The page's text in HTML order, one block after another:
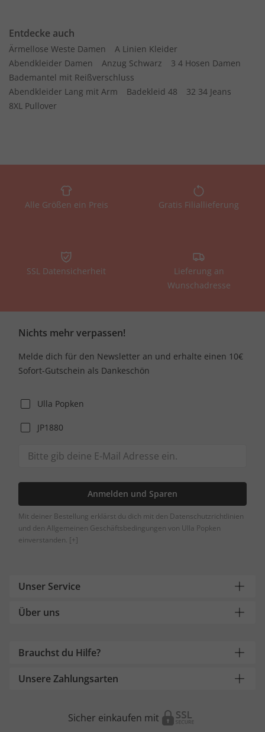
Entdecke auch
Ärmellose Weste Damen
A Linien Kleider
Abendkleider Damen
Anzug Schwarz
3 4 Hosen Damen
Bademantel mit Reißverschluss
Abendkleider Lang mit Arm
Badekleid 48
32 34 Jeans
8XL Pullover
Alle Größen ein Preis Gratis Filiallieferung
SSL Datensicherheit
Lieferung an
Wunschadresse
Nichts mehr verpassen!
Melde dich für den Newsletter an und erhalte einen 10€
Sofort-Gutschein als Dankeschön
Ulla Popken
JP1880
Anmelden und Sparen
Mit deiner Bestellung erklärst du dich mit den Datenschutzrichtlinien
und den Allgemeinen Geschäftsbedingungen von Ulla Popken
einverstanden. [+]
Unser Service
Über uns
Brauchst du Hilfe?
Unsere Zahlungsarten
Sicher einkaufen mit